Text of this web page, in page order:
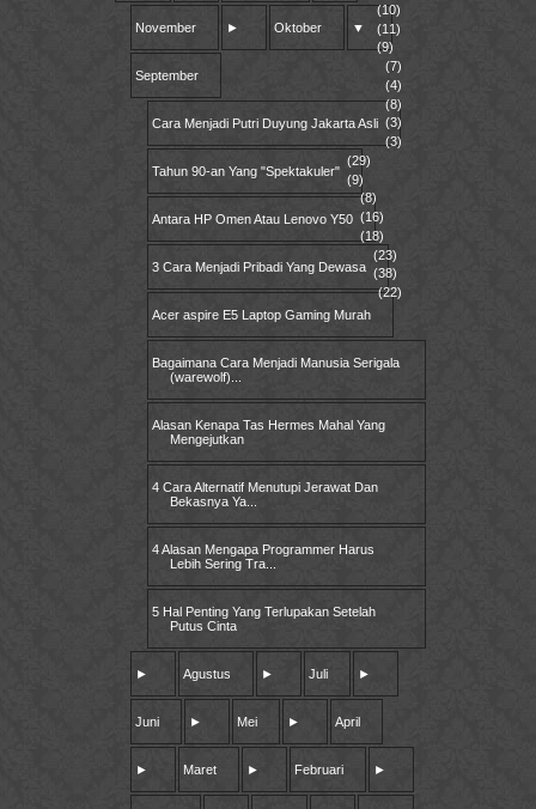
November ► Oktober ▼
September
Cara Menjadi Putri Duyung Jakarta Asli
Tahun 90-an Yang "Spektakuler"
Antara HP Omen Atau Lenovo Y50
3 Cara Menjadi Pribadi Yang Dewasa
Acer aspire E5 Laptop Gaming Murah
Bagaimana Cara Menjadi Manusia Serigala
(warewolf)...
Alasan Kenapa Tas Hermes Mahal Yang
Mengejutkan
4 Cara Alternatif Menutupi Jerawat Dan
Bekasnya Ya...
4 Alasan Mengapa Programmer Harus
Lebih Sering Tra...
5 Hal Penting Yang Terlupakan Setelah
Putus Cinta
► Agustus
(10)
► Juli
(11)
►
Juni
(9)
► Mei
(7)
► April
(4)
► Maret
(8)
► Februari
(3)
►
(3)
(29)
(9)
(8)
(16)
(18)
(23)
(38)
(22)